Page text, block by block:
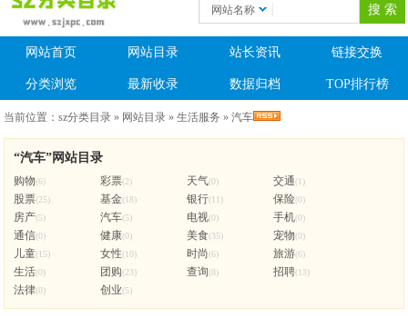
网站名称
网站首页 网站目录 站长资讯 链接交换
分类浏览 最新收录 数据归档 TOP排行榜
当前位置：sz分类目录 » 网站目录 »生活服务 »汽车
“汽车”网站目录
购物(6) 彩票(2) 天气(0) 交通(1)
股票(25) 基金(18) 银行(11) 保险(0)
房产(5) 汽车(5) 电视(0) 手机(0)
通信(0) 健康(0) 美食(35) 宠物(0)
儿童(15) 女性(10) 时尚(6) 旅游(6)
生活(0) 团购(23) 查询(8) 招聘(13)
法律(0) 创业(5)